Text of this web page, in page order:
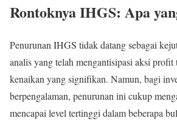
Rontoknya IHGS: Apa
Penurunan IHGS tidak datang sebagai
analis yang telah mengantisipasi aksi profit
kenaikan yang signifikan. Namun, bagi
berpengalaman, penurunan ini cukup
mencapai level tertinggi dalam beberapa